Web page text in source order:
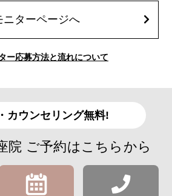
ニターページへ
ー応募方法と流れについて
カウンセリング無料!
院 ご予約はこちらから